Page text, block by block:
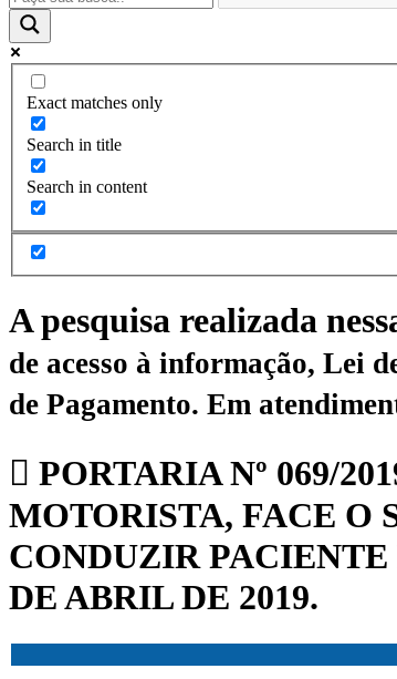
Exact matches only
Search in title
Search in content
A pesquisa realizada
de acesso à informação, Lei
de Pagamento. Em
PORTARIA Nº 069/
MOTORISTA, FACE O
CONDUZIR
DE ABRIL DE 2019.